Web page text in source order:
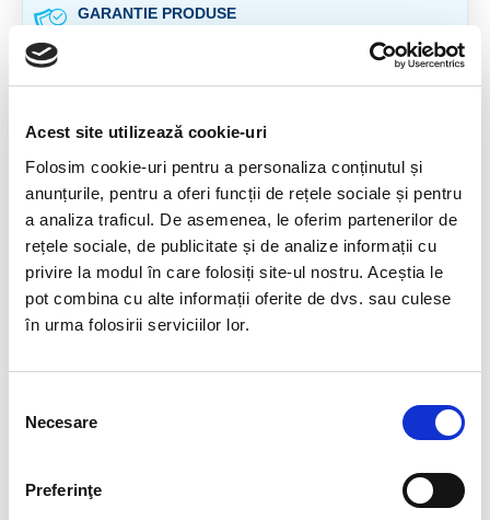
Acest site utilizează cookie-uri
Folosim cookie-uri pentru a personaliza conținutul și
anunțurile, pentru a oferi funcții de rețele sociale și pentru
a analiza traficul. De asemenea, le oferim partenerilor de
rețele sociale, de publicitate și de analize informații cu
privire la modul în care folosiți site-ul nostru. Aceștia le
pot combina cu alte informații oferite de dvs. sau culese
în urma folosirii serviciilor lor.
consimțământului
Necesare
Preferinţe
GARANTIE PRODUSE
DESCRIERE PRODUS
Piatra Profetiei (piatra profetului) este
Structura originală a cristalului rămâne din marcasitul / pirita,
dar in timp s-a transformat complet în altceva.
Origine: Egipt, Desertul Alb
Cristal unicat, cristal natural 100%
Culoarea poate diferi usor, in functie de rezolutia ecranului